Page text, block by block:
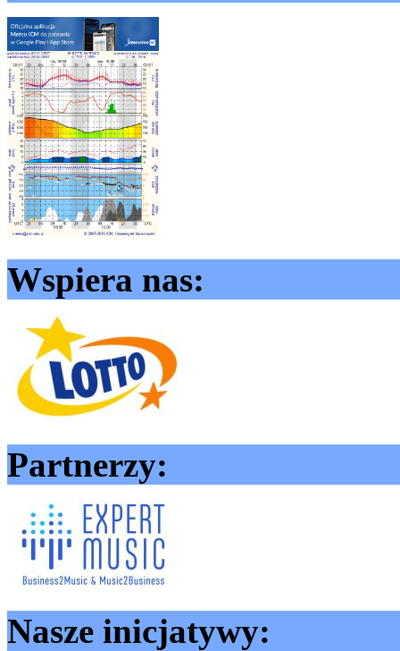
Wspiera nas:
Partnerzy:
Nasze inicjatywy: